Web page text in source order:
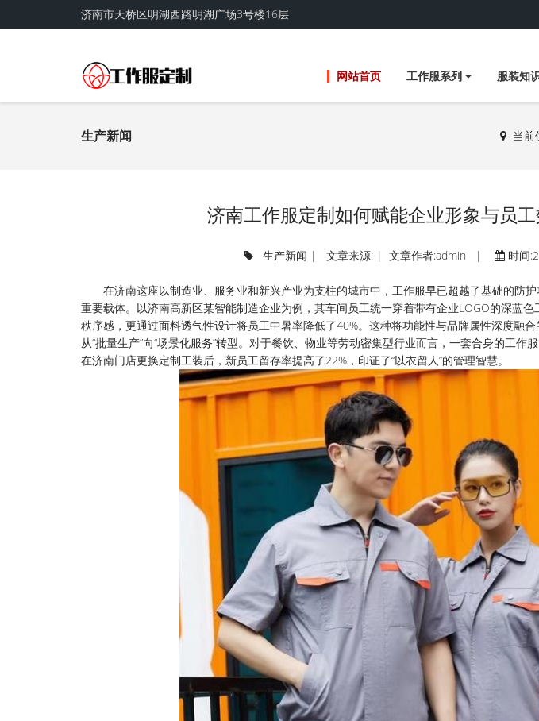
济南市天桥区明湖西路明湖广场3号楼16层
网站首页 工作服系列 服装知
生产新闻 当前
济南工作服定制如何赋能企业形象与员
生产新闻 | 文章来源: | 文章作者:admin | 时间
在济南这座以制造业、服务业和新兴产业为支柱的城市中，工作服早已超越了基础的防
重要载体。以济南高新区某智能制造企业为例，其车间员工统一穿着带有企业LOGO的深蓝
秩序感，更通过面料透气性设计将员工中暑率降低了40%。这种将功能性与品牌属性深度融
从“批量生产”向“场景化服务”转型。对于餐饮、物业等劳动密集型行业而言，一套合身的工
在济南门店更换定制工装后，新员工留存率提高了22%，印证了“以衣留人”的管理智慧。